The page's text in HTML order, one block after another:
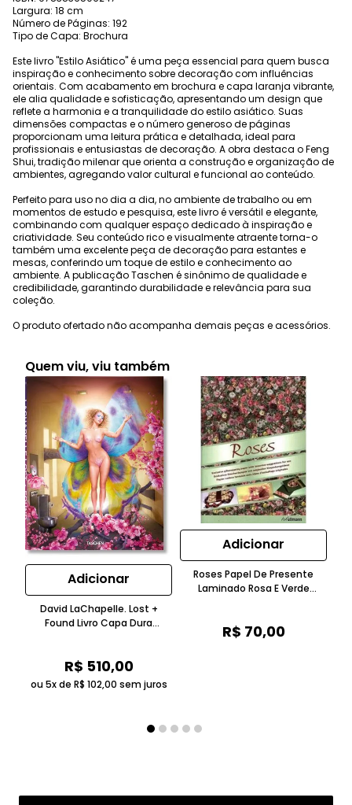
Largura: 18 cm
Número de Páginas: 192
Tipo de Capa: Brochura
Este livro "Estilo Asiático" é uma peça essencial para quem busca
inspiração e conhecimento sobre decoração com influências
orientais. Com acabamento em brochura e capa laranja vibrante,
ele alia qualidade e sofisticação, apresentando um design que
reflete a harmonia e a tranquilidade do estilo asiático. Suas
dimensões compactas e o número generoso de páginas
proporcionam uma leitura prática e detalhada, ideal para
profissionais e entusiastas de decoração. A obra destaca o Feng
Shui, tradição milenar que orienta a construção e organização de
ambientes, agregando valor cultural e funcional ao conteúdo.
Perfeito para uso no dia a dia, no ambiente de trabalho ou em
momentos de estudo e pesquisa, este livro é versátil e elegante,
combinando com qualquer espaço dedicado à inspiração e
criatividade. Seu conteúdo rico e visualmente atraente torna-o
também uma excelente peça de decoração para estantes e
mesas, conferindo um toque de estilo e conhecimento ao
ambiente. A publicação Taschen é sinônimo de qualidade e
credibilidade, garantindo durabilidade e relevância para sua
coleção.
O produto ofertado não acompanha demais peças e acessórios.
Quem viu, viu também
Adicionar
David LaChapelle. Lost +
Found Livro Capa Dura
R$ 510,00
ou 5x de R$ 102,00 sem juros
Adicionar
Roses Papel De Presente
Laminado Rosa E Verde
R$ 70,00